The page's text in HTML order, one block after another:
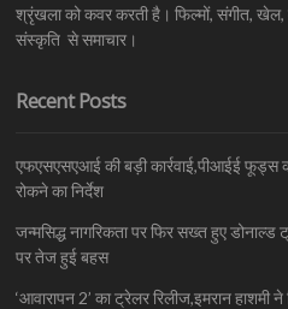
श्रृंखला को कवर करती है। फिल्मों, संगीत, खेल,
संस्कृति से समाचार।
Recent Posts
एफएसएसएआई की बड़ी कार्रवाई,पीआईई फूड्स
रोकने का निर्देश
जन्मसिद्ध नागरिकता पर फिर सख्त हुए डोनाल्ड
पर तेज हुई बहस
‘आवारापन 2’ का ट्रेलर रिलीज,इमरान